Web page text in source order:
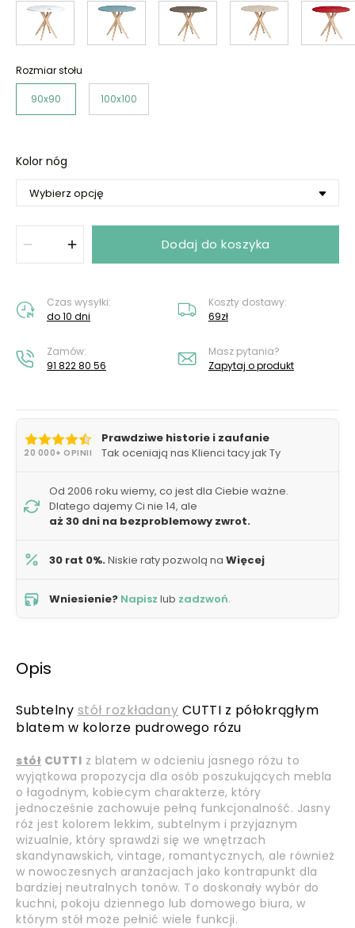
Rozmiar stołu
90x90 100x100
Kolor nóg
Dodaj do koszyka
Czas wysyłki:
do 10 dni
Koszty dostawy:
69zł
Zamów:
91 822 80 56
Masz pytania?
Zapytaj o produkt
20 000+ OPINII
Prawdziwe historie i zaufanie
Tak oceniają nas Klienci tacy jak Ty
Od 2006 roku wiemy, co jest dla Ciebie ważne.
Dlatego dajemy Ci nie 14, ale
aż 30 dni na bezproblemowy zwrot.
30 rat 0%.Niskie raty pozwolą na Więcej
Wniesienie? Napisz lub zadzwoń.
Opis
Subtelny stół rozkładany CUTTI z półokrągłym
blatem w kolorze pudrowego rózu
stół CUTTI z blatem w odcieniu jasnego różu to
wyjątkowa propozycja dla osób poszukujących mebla
o łagodnym, kobiecym charakterze, który
jednocześnie zachowuje pełną funkcjonalność. Jasny
róż jest kolorem lekkim, subtelnym i przyjaznym
wizualnie, który sprawdzi się we wnętrzach
skandynawskich, vintage, romantycznych, ale również
w nowoczesnych aranżacjach jako kontrapunkt dla
bardziej neutralnych tonów. To doskonały wybór do
kuchni, pokoju dziennego lub domowego biura, w
którym stół może pełnić wiele funkcji.